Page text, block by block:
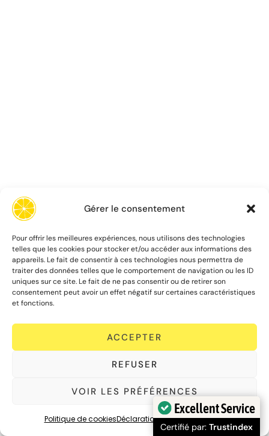
Gérer le consentement
Pour offrir les meilleures expériences, nous utilisons des technologies
telles que les cookies pour stocker et/ou accéder aux informations des
appareils. Le fait de consentir à ces technologies nous permettra de
traiter des données telles que le comportement de navigation ou les ID
uniques sur ce site. Le fait de ne pas consentir ou de retirer son
consentement peut avoir un effet négatif sur certaines caractéristiques
et fonctions.
ACCEPTER
REFUSER
VOIR LES PRÉFÉRENCES
Politique de cookiesDéclaration de confidentialité
Excellent Service
Certifié par:Trustindex